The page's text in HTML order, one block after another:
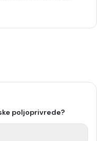
poljoprivrede?